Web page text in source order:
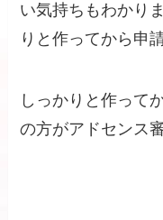
い気持ちもわかり
りと作ってから申
しっかりと作って
の方がアドセンス